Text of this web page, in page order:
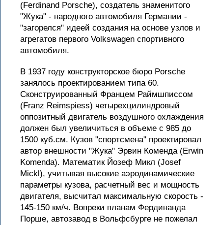
(Ferdinand Porsche), создатель знаменитого
"Жука" - народного автомобиля Германии -
"загорелся" идеей создания на основе узлов и
агрегатов первого Volkswagen спортивного
автомобиля.
В 1937 году конструкторское бюро Porsche
занялось проектированием типа 60.
Сконструированный Францем Раймшписсом
(Franz Reimspiess) четырехцилиндровый
оппозитный двигатель воздушного охлаждения
должен был увеличиться в объеме с 985 до
1500 куб.см. Кузов "спортсмена" проектировал
автор внешности "Жука" Эрвин Коменда (Erwin
Komenda). Математик Йозеф Микл (Josef
Mickl), учитывая высокие аэродинамические
параметры кузова, расчетный вес и мощность
двигателя, высчитал максимальную скорость -
145-150 км/ч. Вопреки планам Фердинанда
Порше, автозавод в Вольфсбурге не пожелал